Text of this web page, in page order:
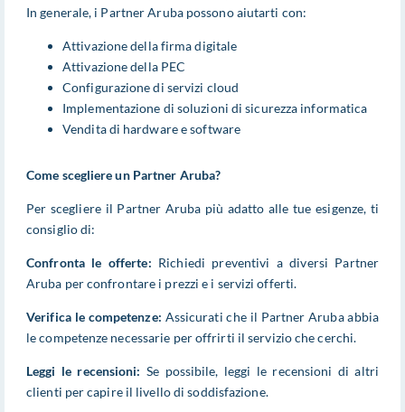
In generale, i Partner Aruba possono aiutarti con:
Attivazione della firma digitale
Attivazione della PEC
Configurazione di servizi cloud
Implementazione di soluzioni di sicurezza informatica
Vendita di hardware e software
Come scegliere un Partner Aruba?
Per scegliere il Partner Aruba più adatto alle tue esigenze, ti
consiglio di:
Confronta le offerte: Richiedi preventivi a diversi Partner
Aruba per confrontare i prezzi e i servizi offerti.
Verifica le competenze: Assicurati che il Partner Aruba abbia
le competenze necessarie per offrirti il servizio che cerchi.
Leggi le recensioni: Se possibile, leggi le recensioni di altri
clienti per capire il livello di soddisfazione.